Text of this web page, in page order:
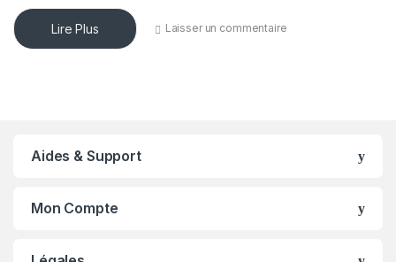
Lire Plus Laisser un commentaire
Aides & Support
Mon Compte